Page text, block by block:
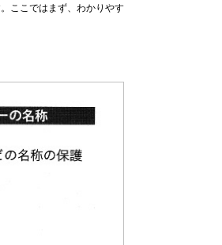
ここではまず、わかりやす